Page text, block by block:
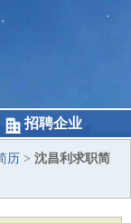
招聘企业
历 > 沈昌利求职简